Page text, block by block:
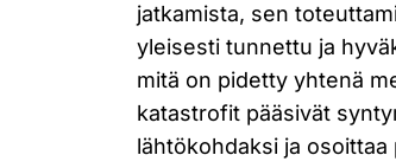
jatkamista, sen
yleisesti tunnettu ja
mitä on pidetty yhtenä
katastrofit pääsivät
lähtökohdaksi ja